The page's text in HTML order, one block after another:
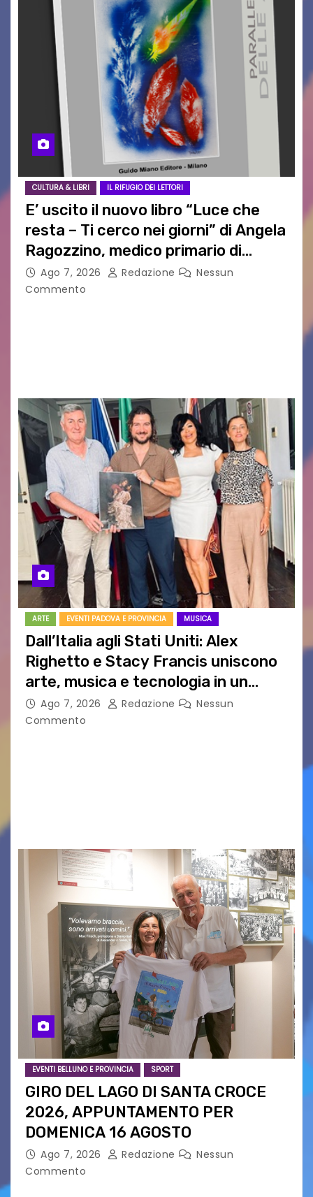
CULTURA & LIBRI IL RIFUGIO DEI LETTORI
E’ uscito il nuovo libro “Luce che
resta – Ti cerco nei giorni” di Angela
Ragozzino, medico primario di
Capua
Ago 7, 2026 Redazione
Nessun
Commento
ARTE EVENTI PADOVA E PROVINCIA MUSICA
Dall’Italia agli Stati Uniti: Alex
Righetto e Stacy Francis uniscono
arte, musica e tecnologia in un
nuovo progetto internazionale”
Ago 7, 2026 Redazione
Nessun
Commento
EVENTI BELLUNO E PROVINCIA SPORT
GIRO DEL LAGO DI SANTA CROCE
2026, APPUNTAMENTO PER
DOMENICA 16 AGOSTO
Ago 7, 2026 Redazione
Nessun
Commento